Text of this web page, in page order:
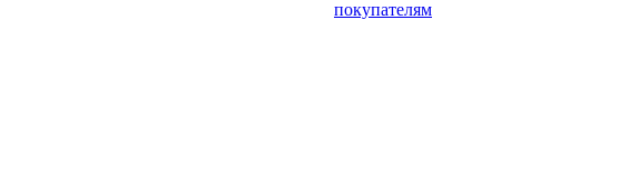
покупателям